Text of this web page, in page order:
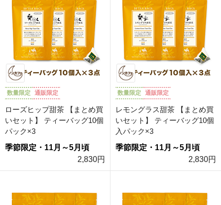
数量限定 通販限定
ローズヒップ甜茶 【まとめ買
いセット】 ティーバッグ10個
パック×3
季節限定・11月～5月頃
2,830円
数量限定 通販限定
レモングラス甜茶 【まとめ買
いセット】 ティーバッグ10個
入パック×3
季節限定・11月～5月頃
2,830円